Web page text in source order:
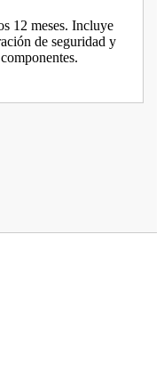
12 meses. Incluye
de seguridad y